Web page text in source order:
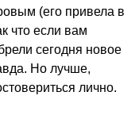
(его привела в
что если вам
сегодня новое
Но лучше,
лично.